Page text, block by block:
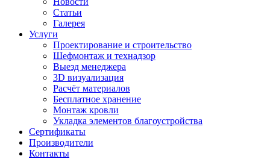
Статьи
Галерея
Услуги
Проектирование и строительство
Шефмонтаж и технадзор
Выезд менеджера
3D визуализация
Расчёт материалов
Бесплатное хранение
Монтаж кровли
Укладка элементов благоустройства
Сертификаты
Производители
Контакты